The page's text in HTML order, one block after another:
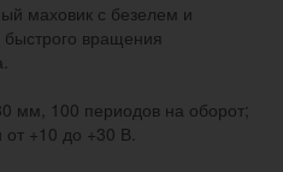
маховик с безелем и
вращения
мм, 100 периодов на оборот;
+10 до +30 В.